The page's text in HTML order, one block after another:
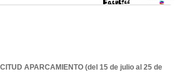
APARCAMIENTO (del 15 de julio al 25 de